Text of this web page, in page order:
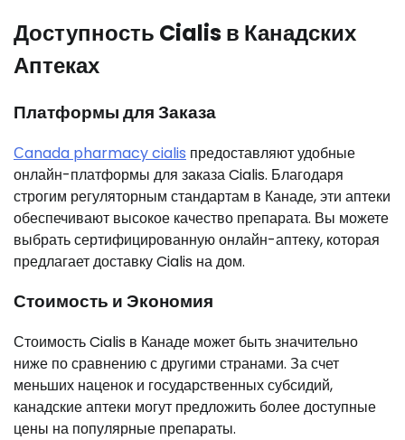
Доступность Cialis в Канадских
Аптеках
Платформы для Заказа
Сanada pharmacy cialis предоставляют удобные
онлайн-платформы для заказа Cialis. Благодаря
строгим регуляторным стандартам в Канаде, эти аптеки
обеспечивают высокое качество препарата. Вы можете
выбрать сертифицированную онлайн-аптеку, которая
предлагает доставку Cialis на дом.
Стоимость и Экономия
Стоимость Cialis в Канаде может быть значительно
ниже по сравнению с другими странами. За счет
меньших наценок и государственных субсидий,
канадские аптеки могут предложить более доступные
цены на популярные препараты.